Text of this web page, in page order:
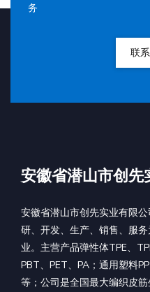
务
联
安徽省潜山市创先
安徽省潜山市创先实业有限
研、开发、生产、销售、服
业。主营产品弹性体TPE、
PBT、PET、PA；通用塑料
等；公司是全国最大编织皮筋